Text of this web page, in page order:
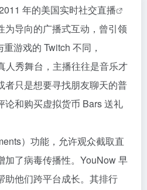
年的美国实时社交直播
为导向的广播式互动，曾引领
游戏的 Twitch 不同，
人秀舞台，主播往往是音乐才
者只是想要寻找朋友聊天的普
论和购买虚拟货币 Bars 送礼
）功能，允许观众截取直
加了病毒传播性。YouNow 早
助他们跨平台成长。其排行